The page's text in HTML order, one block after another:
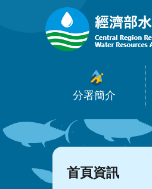
跳到主要內容區塊
分署簡介
:::
首頁資訊